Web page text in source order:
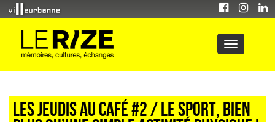
Les jeudis au café #2 / Le sport, bien